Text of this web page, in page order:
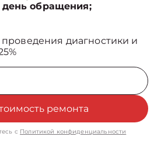
день обращения;
проведения диагностики и
ремонта
с Политикой конфиденциальности